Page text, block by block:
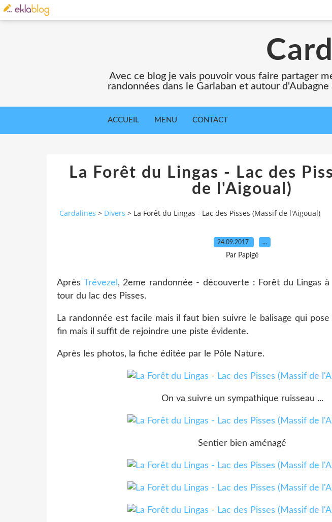
Avec ce blog je vais pouvoir vous faire partager
randonnées dans le Garlaban et autour
ACCUEIL MENU CONTACT
La Forêt du Lingas - Lac des
de l'Aigoual)
Cardalines > Divers > La Forêt du Lingas - Lac des Pisses (Massif de l'Aigoual)
24.09.2017 …
Par Papigé
Après Trévezel , 2eme randonnée - découverte : Forêt du Lingas
tour du lac des Pisses.
La randonnée est facile mais il faut bien suivre le balisage qui
fin mais il suffit de rejoindre une piste évidente.
Après les photos, la fiche éditée par le Pôle Nature.
On va suivre un sympathique ruisseau ...
Sentier bien aménagé